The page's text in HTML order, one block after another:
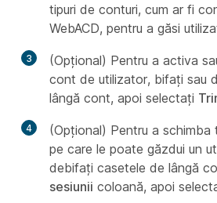
tipuri de conturi, cum ar fi
WebACD, pentru a găsi
3
(Opțional) Pentru a activa
cont de utilizator, bifați sau
lângă cont, apoi selectați
4
(Opțional) Pentru a schimba
pe care le poate găzdui un
debifați casetele de lângă
sesiunii coloană, apoi